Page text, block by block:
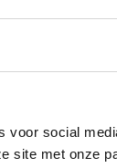
voor social
site met onze